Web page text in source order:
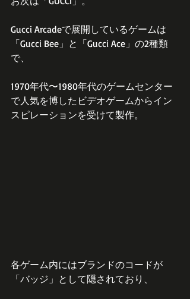
Gucci Arcadeで展開しているゲームは
「Gucci Bee」と「Gucci Ace」の2種類
で、
1970年代〜1980年代のゲームセンター
で人気を博したビデオゲームからイン
スピレーションを受けて製作。
各ゲーム内にはブランドのコードが
「バッジ」として隠されており、